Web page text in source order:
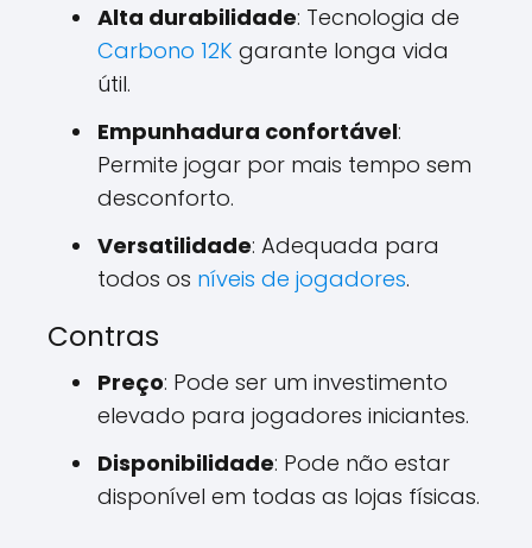
Alta durabilidade: Tecnologia de
Carbono 12K garante longa vida
útil.
Empunhadura confortável:
Permite jogar por mais tempo sem
desconforto.
Versatilidade: Adequada para
todos os níveis de jogadores.
Contras
Preço: Pode ser um investimento
elevado para jogadores iniciantes.
Disponibilidade: Pode não estar
disponível em todas as lojas físicas.